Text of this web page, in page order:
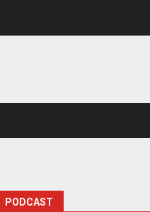
PODCAST